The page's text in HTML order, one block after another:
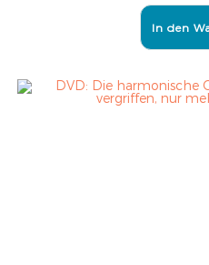
In den